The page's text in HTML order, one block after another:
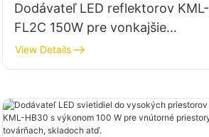
Dodávateľ LED reflektorov KML-
FL2C 150W pre vonkajšie
osvetlenie stien a priestorov
View Details